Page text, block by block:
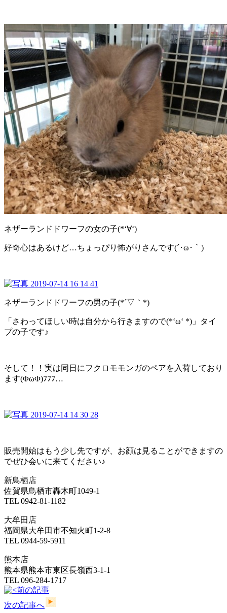
ネザーランドドワーフの女の子(*‘∀‘)
好奇心はあるけど…ちょっぴり怖がりさんです(´･ω･｀)
ネザーランドドワーフの男の子(*´▽｀*)
「さわってほしい時は自分から行きますので(*‘ω‘ *)」タイ
プの子です♪
そして！！実は同日にフクロモモンガのペアを入荷しており
ます(ΦωΦ)ﾌﾌﾌ…
販売開始はもう少し先ですが、お顔は見ることができますの
でぜひ会いに来てください♪
新鳥栖店
佐賀県鳥栖市轟木町1049-1
TEL 0942-81-1182
大牟田店
福岡県大牟田市不知火町1-2-8
TEL 0944-59-5911
熊本店
熊本県熊本市東区長嶺西3-1-1
TEL 096-284-1717
前の記事
次の記事へ